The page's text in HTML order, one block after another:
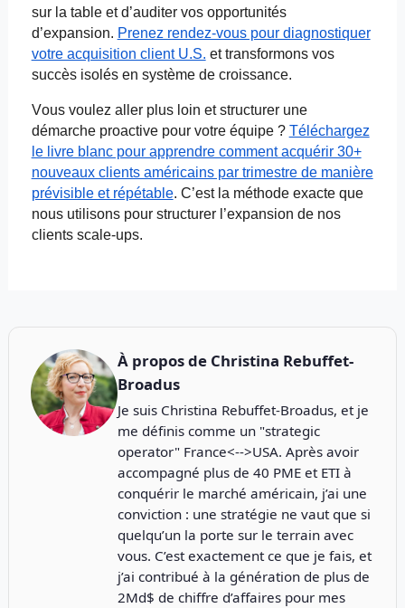
sur la table et d’auditer vos opportunités
d’expansion. Prenez rendez-vous pour diagnostiquer
votre acquisition client U.S. ettransformons vos
succès isolés en système de croissance.
Vous voulez aller plus loin et structurer une
démarche proactive pour votre équipe ? Téléchargez
le livre blanc pour apprendre comment acquérir 30+
nouveaux clients américains par trimestre de manière
prévisible et répétable. C’est la méthode exacte que
nous utilisons pour structurer l’expansion de nos
clients scale-ups.
À propos de Christina Rebuffet-
Broadus
Je suis Christina Rebuffet-Broadus, et je
me définis comme un "strategic
operator" France<-->USA. Après avoir
accompagné plus de 40 PME et ETI à
conquérir le marché américain, j’ai une
conviction : une stratégie ne vaut que si
quelqu’un la porte sur le terrain avec
vous. C’est exactement ce que je fais, et
j’ai contribué à la génération de plus de
2Md$ de chiffre d’affaires pour mes